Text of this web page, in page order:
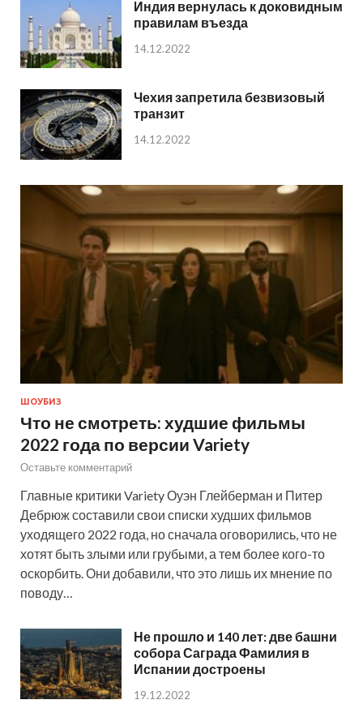
Индия вернулась к доковидным
правилам въезда
14.12.2022
Чехия запретила безвизовый
транзит
14.12.2022
ШОУБИЗ
Что не смотреть: худшие фильмы
2022 года по версии Variety
Оставьте комментарий
Главные критики Variety Оуэн Глейберман и Питер
Дебрюж составили свои списки худших фильмов
уходящего 2022 года, но сначала оговорились, что не
хотят быть злыми или грубыми, а тем более кого-то
оскорбить. Они добавили, что это лишь их мнение по
поводу…
Не прошло и 140 лет: две башни
собора Саграда Фамилия в
Испании достроены
19.12.2022